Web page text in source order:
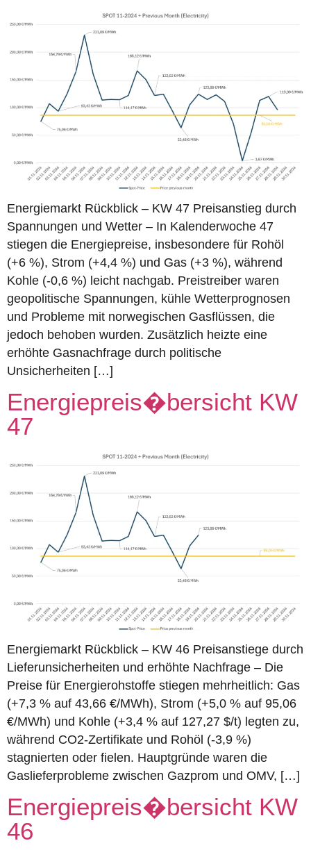
Energiemarkt Rückblick – KW 47 Preisanstieg durch
Spannungen und Wetter – In Kalenderwoche 47
stiegen die Energiepreise, insbesondere für Rohöl
(+6 %), Strom (+4,4 %) und Gas (+3 %), während
Kohle (-0,6 %) leicht nachgab. Preistreiber waren
geopolitische Spannungen, kühle Wetterprognosen
und Probleme mit norwegischen Gasflüssen, die
jedoch behoben wurden. Zusätzlich heizte eine
erhöhte Gasnachfrage durch politische
Unsicherheiten […]
Energiepreis�bersicht KW
47
Energiemarkt Rückblick – KW 46 Preisanstiege durch
Lieferunsicherheiten und erhöhte Nachfrage – Die
Preise für Energierohstoffe stiegen mehrheitlich: Gas
(+7,3 % auf 43,66 €/MWh), Strom (+5,0 % auf 95,06
€/MWh) und Kohle (+3,4 % auf 127,27 $/t) legten zu,
während CO2-Zertifikate und Rohöl (-3,9 %)
stagnierten oder fielen. Hauptgründe waren die
Gaslieferprobleme zwischen Gazprom und OMV, […]
Energiepreis�bersicht KW
46